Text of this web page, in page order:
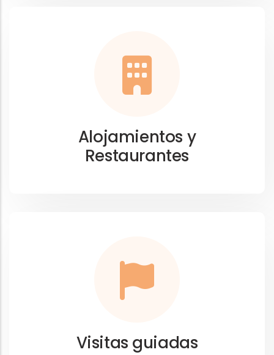
Alojamientos y
Restaurantes
Visitas guiadas